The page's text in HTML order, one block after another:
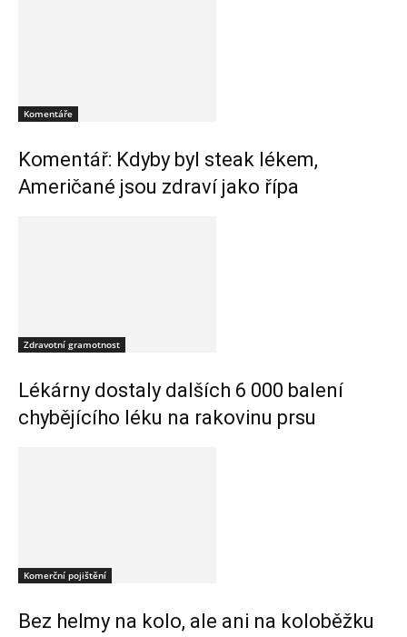
Komentáře
Komentář: Kdyby byl steak lékem,
Američané jsou zdraví jako řípa
Zdravotní gramotnost
Lékárny dostaly dalších 6 000 balení
chybějícího léku na rakovinu prsu
Komerční pojištění
Bez helmy na kolo, ale ani na koloběžku